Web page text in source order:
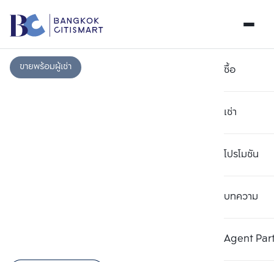
ซื้อ
เช่า
โปรโมชัน
บทความ
Agent
ขายพร้อมผู้เช่า